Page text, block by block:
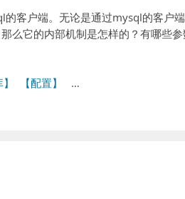
客户端。无论是通过mysql的客户
么它的内部机制是怎样的？有哪些
【配置】
…